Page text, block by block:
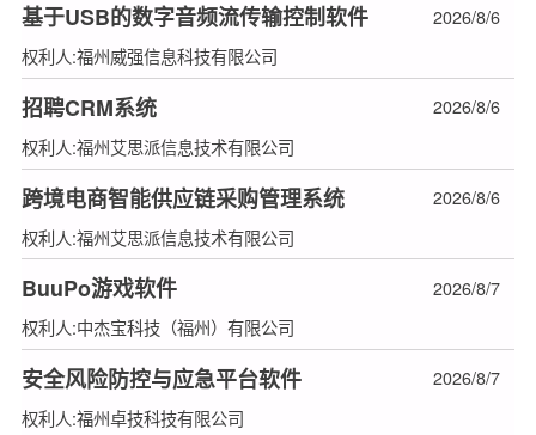
基于USB的数字音频流传输控制软件
2026/8/6
权利人:福州威强信息科技有限公司
招聘CRM系统
2026/8/6
权利人:福州艾思派信息技术有限公司
跨境电商智能供应链采购管理系统
2026/8/6
权利人:福州艾思派信息技术有限公司
BuuPo游戏软件
2026/8/7
权利人:中杰宝科技（福州）有限公司
安全风险防控与应急平台软件
2026/8/7
权利人:福州卓技科技有限公司